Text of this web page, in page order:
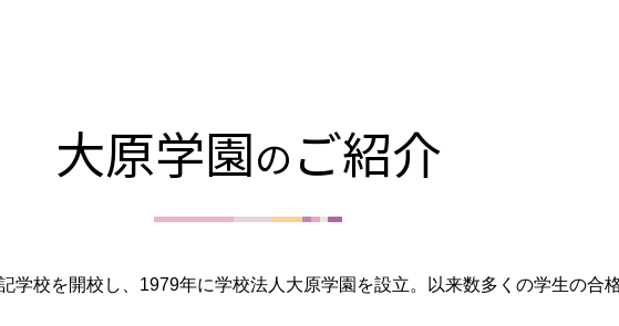
大原学園の ご紹介
学校を開校し、1979年に学校法人大原学園を設立。以来数多くの学生の合